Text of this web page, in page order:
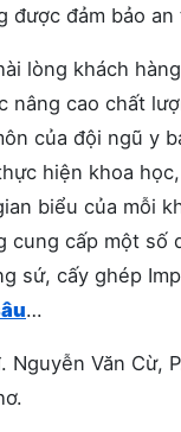
được đảm bảo an
lòng khách
nâng cao chất
của đội ngũ y
hiện khoa
biểu của mỗi
cung cấp một số
sứ, cấy ghép
…
Nguyễn Văn Cừ,